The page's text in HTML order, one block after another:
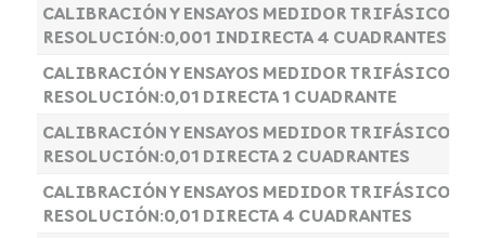
CALIBRACIÓN Y ENSAYOS MEDIDOR TRIFÁSICO
RESOLUCIÓN:0,001 INDIRECTA 4 CUADRANTES
CALIBRACIÓN Y ENSAYOS MEDIDOR TRIFÁSICO
RESOLUCIÓN:0,01 DIRECTA 1 CUADRANTE
CALIBRACIÓN Y ENSAYOS MEDIDOR TRIFÁSICO
RESOLUCIÓN:0,01 DIRECTA 2 CUADRANTES
CALIBRACIÓN Y ENSAYOS MEDIDOR TRIFÁSICO
RESOLUCIÓN:0,01 DIRECTA 4 CUADRANTES